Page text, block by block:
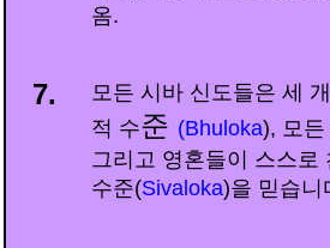
옴.
7.
모든 시바 신도들은 세
적 수준 (Bhuloka), 모
그리고 영혼들이 스스로
수준(Sivaloka)을 믿습니